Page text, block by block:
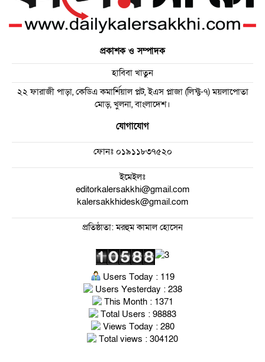
প্রকাশক ও সম্পাদক
হাবিবা খাতুন
২২ ফারাজী পাড়া, কেডিএ কমার্শিয়াল প্লট, ইএস প্লাজা (লিফ্ট-৭) ময়লাপোতা
মোড়, খুলনা, বাংলাদেশ।
যোগাযোগ
ফোনঃ০১৯১১৮৩৭৫২০
ইমেইলঃ
editorkalersakkhi@gmail.com
kalersakkhidesk@gmail.com
প্রতিষ্ঠাতা: মরহুম কামাল হোসেন
Users Today : 119
Users Yesterday : 238
This Month : 1371
Total Users : 98883
Views Today : 280
Total views : 304120